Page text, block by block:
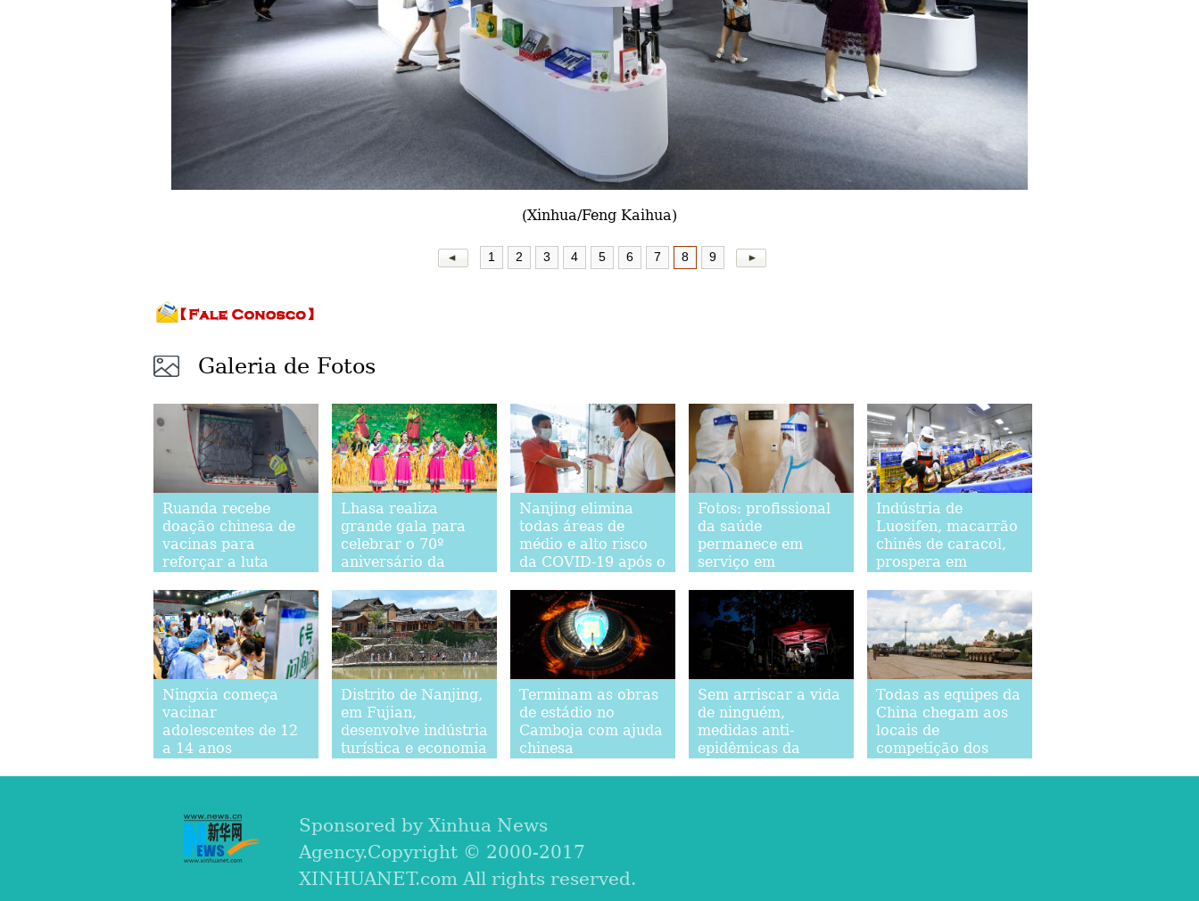
(Xinhua/Feng Kaihua)
1 2 3 4 5 6 7 8 9
Galeria de Fotos
Ruanda recebe
doação chinesa de
vacinas para
reforçar a luta
Lhasa realiza
grande gala para
celebrar o 70º
aniversário da
do Tibet
Nanjing elimina
todas áreas de
médio e alto risco
da COVID-19 após o
Delta
Fotos: profissional
da saúde
permanece em
serviço em
Indústria de
Luosifen, macarrão
chinês de caracol,
prospera em
China
Ningxia começa
vacinar
adolescentes de 12
a 14 anos
Distrito de Nanjing,
em Fujian,
desenvolve indústria
turística e economia
Terminam as obras
de estádio no
Camboja com ajuda
chinesa
Sem arriscar a vida
de ninguém,
medidas anti-
epidêmicas da
Todas as equipes da
China chegam aos
locais de
competição dos
Sponsored by Xinhua News
Agency.Copyright © 2000-2017
XINHUANET.com All rights reserved.